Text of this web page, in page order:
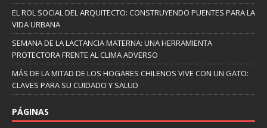
EL ROL SOCIAL DEL ARQUITECTO: CONSTRUYENDO PUENTES PARA LA
VIDA URBANA
SEMANA DE LA LACTANCIA MATERNA: UNA HERRAMIENTA
PROTECTORA FRENTE AL CLIMA ADVERSO
MÁS DE LA MITAD DE LOS HOGARES CHILENOS VIVE CON UN GATO:
CLAVES PARA SU CUIDADO Y SALUD
PÁGINAS